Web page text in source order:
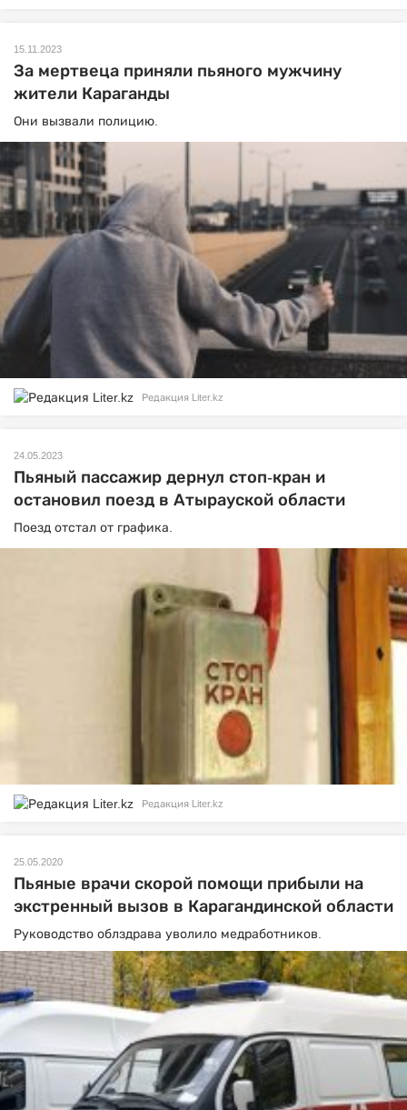
15.11.2023
За мертвеца приняли пьяного мужчину
жители Караганды
Они вызвали полицию.
Редакция Liter.kz
24.05.2023
Пьяный пассажир дернул стоп-кран и
остановил поезд в Атырауской области
Поезд отстал от графика.
Редакция Liter.kz
25.05.2020
Пьяные врачи скорой помощи прибыли на
экстренный вызов в Карагандинской области
Руководство облздрава уволило медработников.